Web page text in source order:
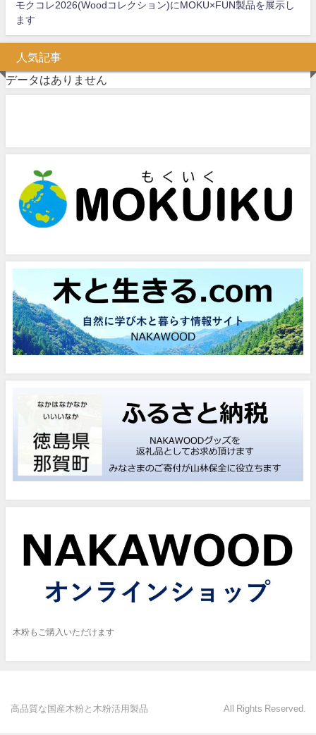
モクコレ2026(Woodコレクション)にMOKU×FUN製品を展示し
ます
人気記事
データはありません
木粉もご購入いただけます
高品質な国産木粉と木粉活用製品 All Rights Reserved.